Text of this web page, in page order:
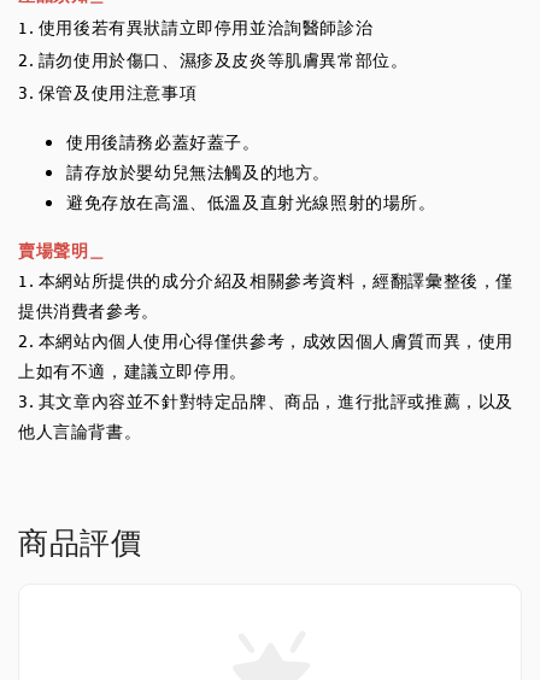
1. 使用後若有異狀請立即停用並洽詢醫師診治
2. 請勿使用於傷口、濕疹及皮炎等肌膚異常部位。
3. 保管及使用注意事項
使用後請務必蓋好蓋子。
請存放於嬰幼兒無法觸及的地方。
避免存放在高溫、低溫及直射光線照射的場所。
賣場聲明＿
1. 本網站所提供的成分介紹及相關參考資料，經翻譯彙整後，僅
提供消費者參考。
2. 本網站內個人使用心得僅供參考，成效因個人膚質而異，使用
上如有不適，建議立即停用。
3. 其文章內容並不針對特定品牌、商品，進行批評或推薦，以及
他人言論背書。
商品評價